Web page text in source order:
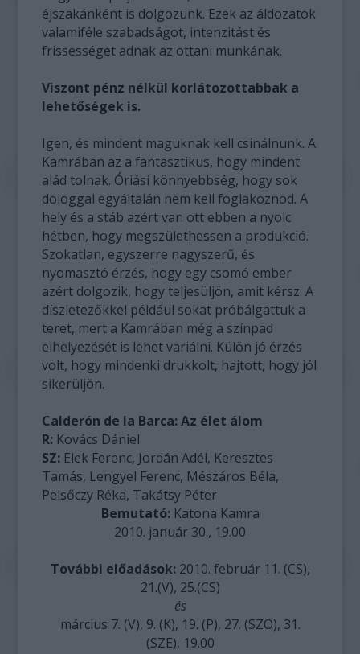
éjszakánként is dolgozunk. Ezek az áldozatok
valamiféle szabadságot, intenzitást és
frissességet adnak az ottani munkának.
Viszont pénz nélkül korlátozottabbak a
lehetőségek is.
Igen, és mindent maguknak kell csinálnunk. A
Kamrában az a fantasztikus, hogy mindent
alád tolnak. Óriási könnyebbség, hogy sok
dologgal egyáltalán nem kell foglakoznod. A
hely és a stáb azért van ott ebben a nyolc
hétben, hogy megszülethessen a produkció.
Szokatlan, egyszerre nagyszerű, és
nyomasztó érzés, hogy egy csomó ember
azért dolgozik, hogy teljesüljön, amit kérsz. A
díszletezőkkel például sokat próbálgattuk a
teret, mert a Kamrában még a színpad
elhelyezését is lehet variálni. Külön jó érzés
volt, hogy mindenki drukkolt, hajtott, hogy jól
sikerüljön.
Calderón de la Barca: Az élet álom
R: Kovács Dániel
SZ: Elek Ferenc, Jordán Adél, Keresztes
Tamás, Lengyel Ferenc, Mészáros Béla,
Pelsőczy Réka, Takátsy Péter
Bemutató:Katona Kamra
2010. január 30., 19.00
További előadások: 2010. február 11. (CS),
21.(V), 25.(CS)
és
március 7. (V), 9. (K), 19. (P), 27. (SZO), 31.
(SZE), 19.00